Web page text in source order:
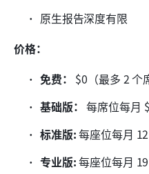
原生报告深度有限
价格：
免费： $0（最多 2 个
基础版： 每席位每月
标准版: 每座位每月
专业版: 每座位每月